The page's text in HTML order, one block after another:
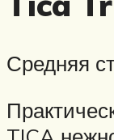
Средняя